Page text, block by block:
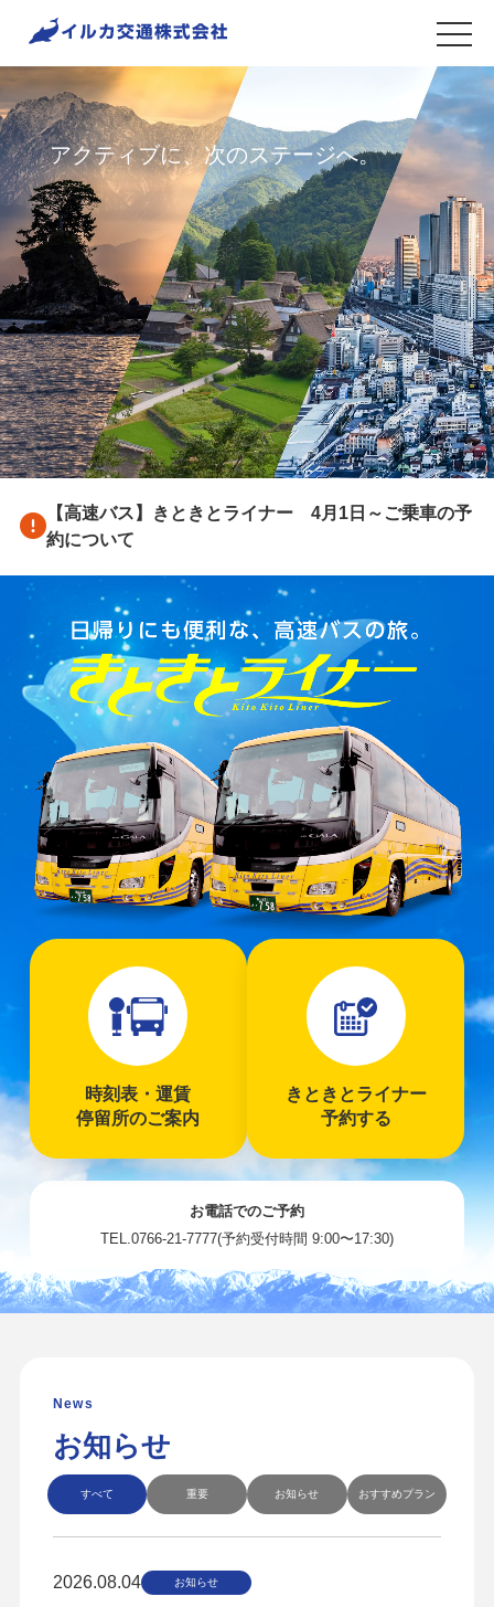
アクティブに、次のステージへ。
【高速バス】きときとライナー 4月1日～ご乗車の予
約について
時刻表・運賃
停留所のご案内
きときとライナー
予約する
お電話でのご予約
TEL.0766-21-7777(予約受付時間 9:00〜17:30)
お知らせ
すべて 重要 お知らせ おすすめプラン
2026.08.04 お知らせ